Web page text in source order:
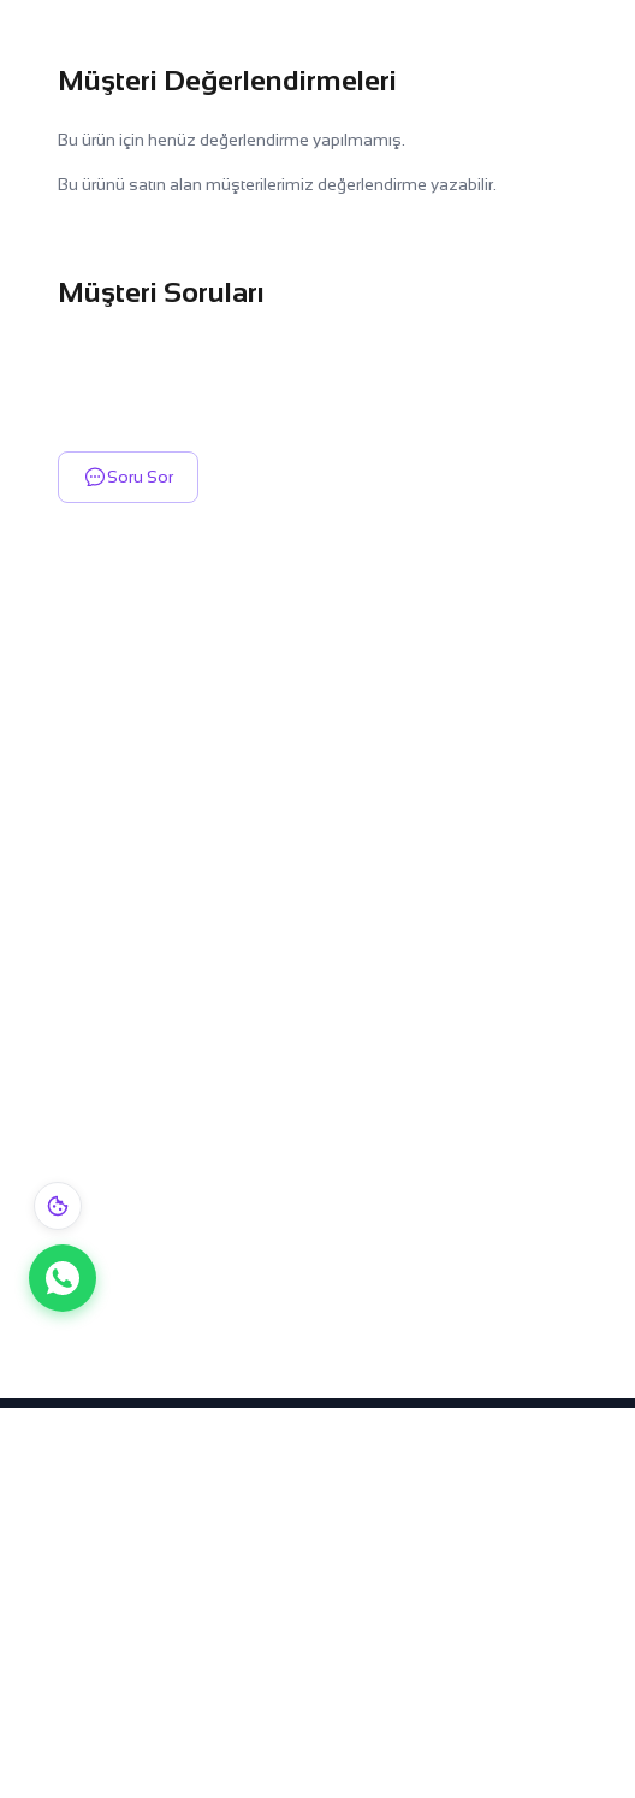
Müşteri Değerlendirmeleri
Bu ürün için henüz değerlendirme yapılmamış.
Bu ürünü satın alan müşterilerimiz değerlendirme yazabilir.
Müşteri Soruları
Soru Sor